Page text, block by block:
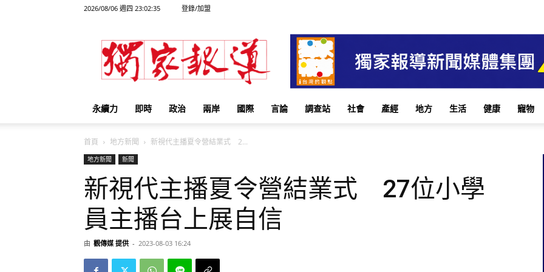
2026/08/06 週四 23:02:35 登錄/加盟
獨
家
報
永續力 即時 政治 兩岸 國際 言論 調查站 社會 產經 地方 生活 健康 寵物
首頁 地方新聞 新視代主播夏令營結業式 2...
地方新聞 新聞
新視代主播夏令營結業式 27位小學
員主播台上展自信
由 觀傳媒 提供 - 2023-08-03 16:24